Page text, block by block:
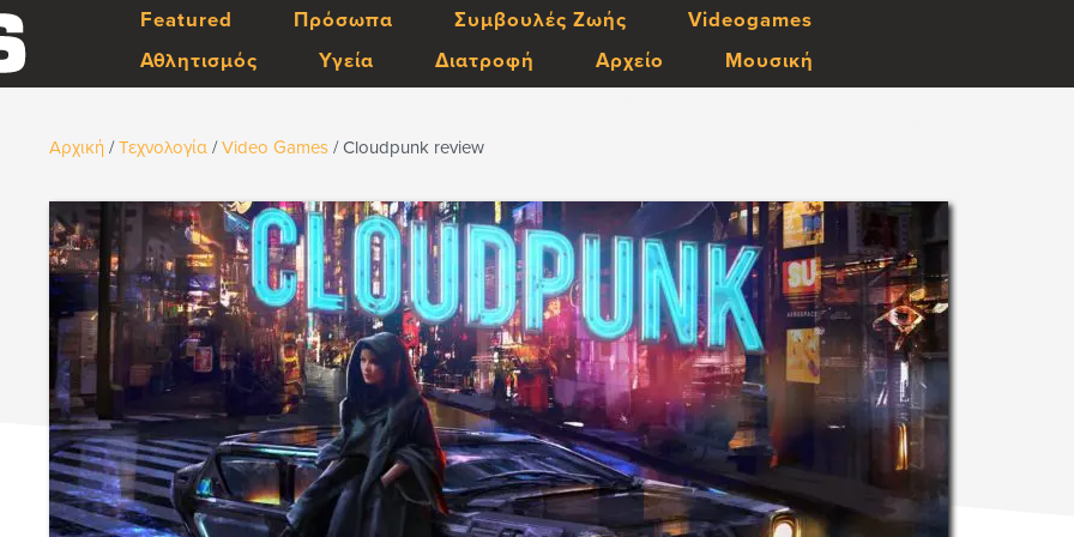
Featured Πρόσωπα Συμβουλές Ζωής
Videogames
Αθλητισμός
Υγεία Διατροφή Αρχείο Μουσική
Αρχική / Τεχνολογία / Video Games /Cloudpunk review